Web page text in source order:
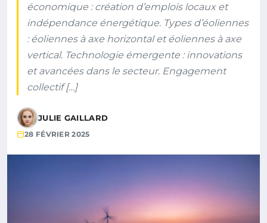
économique : création d’emplois locaux et
indépendance énergétique. Types d’éoliennes
: éoliennes à axe horizontal et éoliennes à axe
vertical. Technologie émergente : innovations
et avancées dans le secteur. Engagement
collectif […]
JULIE GAILLARD
28 FÉVRIER 2025